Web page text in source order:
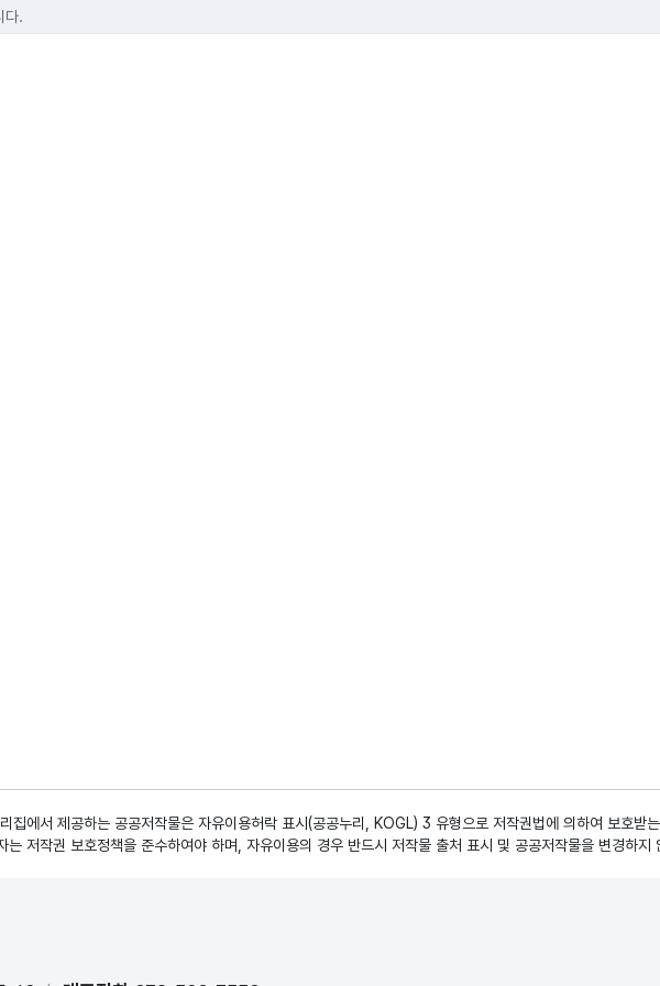
다.
집에서 제공하는 공공저작물은 자유이용허락 표시(공공누리, KOGL) 3 유형으로 저작권법에 의하여 보호받
는 저작권 보호정책을 준수하여야 하며, 자유이용의 경우 반드시 저작물 출처 표시 및 공공저작물을 변경하지